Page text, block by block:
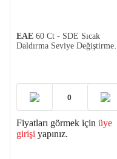
EAE 60 Ct - SDE Sıcak
Daldırma Seviye Değiştirme
Fiyatları görmek için üye
girişi yapınız.